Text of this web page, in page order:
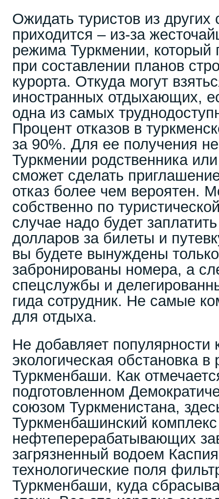
Ожидать туристов из других
приходится – из-за
режима Туркмении, который
при составлении планов
курорта. Откуда могут
иностранных отдыхающих,
одна из самых
Процент отказов в
за 90%. Для ее получения
Туркмении родственника
сможет сделать
отказ более чем вероятен.
собственно по
случае надо будет
долларов за билеты и
вы будете вынуждены
забронированы номера, а
спецслужбы и
гида сотрудник. Не самые
для отдыха.
Не добавляет популярности
экологическая обстановка в
Туркменбаши. Как
подготовленном
союзом Туркменистана,
Туркменбашинский комплекс
нефтеперерабатывающих
загрязненный водоем
технологические поля
Туркменбаши, куда